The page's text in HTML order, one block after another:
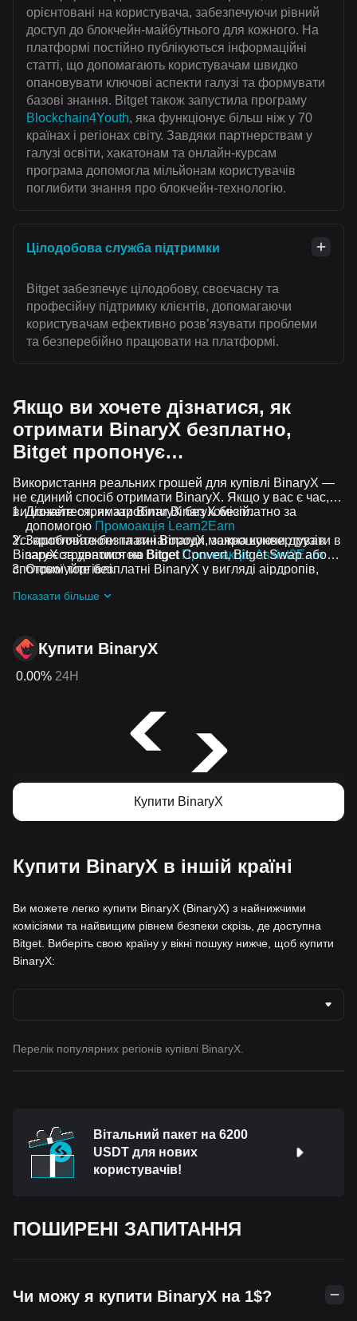
орієнтовані на користувача, забезпечуючи рівний
доступ до блокчейн-майбутнього для кожного. На
платформі постійно публікуються інформаційні
статті, що допомагають користувачам швидко
опановувати ключові аспекти галузі та формувати
базові знання. Bitget також запустила програму
Blockchain4Youth, яка функціонує більш ніж у 70
країнах і регіонах світу. Завдяки партнерствам у
галузі освіти, хакатонам та онлайн-курсам
програма допомогла мільйонам користувачів
поглибити знання про блокчейн-технологію.
Цілодобова служба підтримки
Bitget забезпечує цілодобову, своєчасну та
професійну підтримку клієнтів, допомагаючи
користувачам ефективно розвʼязувати проблеми
та безперебійно працювати на платформі.
Якщо ви хочете дізнатися, як
отримати BinaryX безплатно,
Bitget пропонує…
Використання реальних грошей для купівлі BinaryX —
не єдиний спосіб отримати BinaryX. Якщо у вас є час,
ви можете отримати BinaryX без комісій.
Дізнайтеся, як заробити BinaryX безплатно за
допомогою Промоакція Learn2Earn
Заробляйте безплатні BinaryX, запрошуючи друзів
зареєструватися на BitgetПромоакція Assist2Earn
Отримуйте безплатні BinaryX у вигляді аірдропів,
Усі криптовалюти та винагороди можна конвертувати в
BinaryX за допомогою Bitget Convert, Bitget Swap або
спотової торгівлі.
Показати більше
Купити BinaryX
0.00% 24H
Купити BinaryX
Купити BinaryX в іншій країні
Ви можете легко купити BinaryX (BinaryX) з найнижчими
комісіями та найвищим рівнем безпеки скрізь, де доступна
Bitget. Виберіть свою країну у вікні пошуку нижче, щоб купити
BinaryX:
Перелік популярних регіонів купівлі BinaryX.
Вітальний пакет на 6200
USDT для нових
користувачів!
ПОШИРЕНІ ЗАПИТАННЯ
Чи можу я купити BinaryX на 1$?